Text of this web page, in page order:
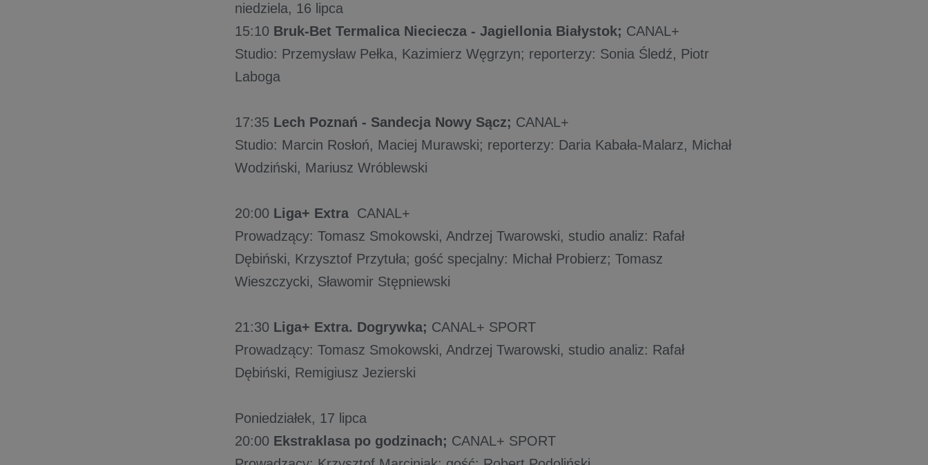
niedziela, 16 lipca
15:10 Bruk-Bet Termalica Nieciecza - Jagiellonia Białystok; CANAL+
Studio: Przemysław Pełka, Kazimierz Węgrzyn; reporterzy: Sonia Śledź, Piotr
Laboga
17:35 Lech Poznań - Sandecja Nowy Sącz; CANAL+
Studio: Marcin Rosłoń, Maciej Murawski; reporterzy: Daria Kabała-Malarz, Michał
Wodziński, Mariusz Wróblewski
20:00 Liga+ Extra CANAL+
Prowadzący: Tomasz Smokowski, Andrzej Twarowski, studio analiz: Rafał
Dębiński, Krzysztof Przytuła; gość specjalny: Michał Probierz; Tomasz
Wieszczycki, Sławomir Stępniewski
21:30 Liga+ Extra. Dogrywka; CANAL+ SPORT
Prowadzący: Tomasz Smokowski, Andrzej Twarowski, studio analiz: Rafał
Dębiński, Remigiusz Jezierski
Poniedziałek, 17 lipca
20:00 Ekstraklasa po godzinach; CANAL+ SPORT